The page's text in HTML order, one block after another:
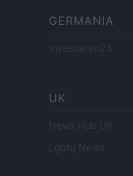
GERMANIA
Investieren24
UK
News Hub UK
Lgbtq News